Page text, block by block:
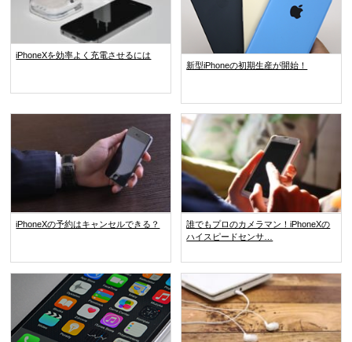
iPhoneXを効率よく充電させるには
新型iPhoneの初期生産が開始！
iPhoneXの予約はキャンセルできる？
誰でもプロのカメラマン！iPhoneXの
ハイスピードセンサ…